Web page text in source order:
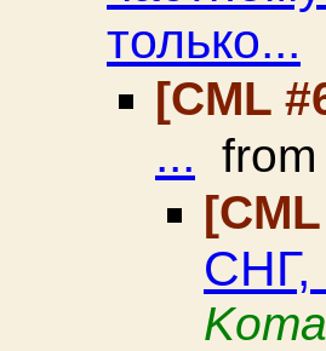
только...
[CML
... from
СНГ,